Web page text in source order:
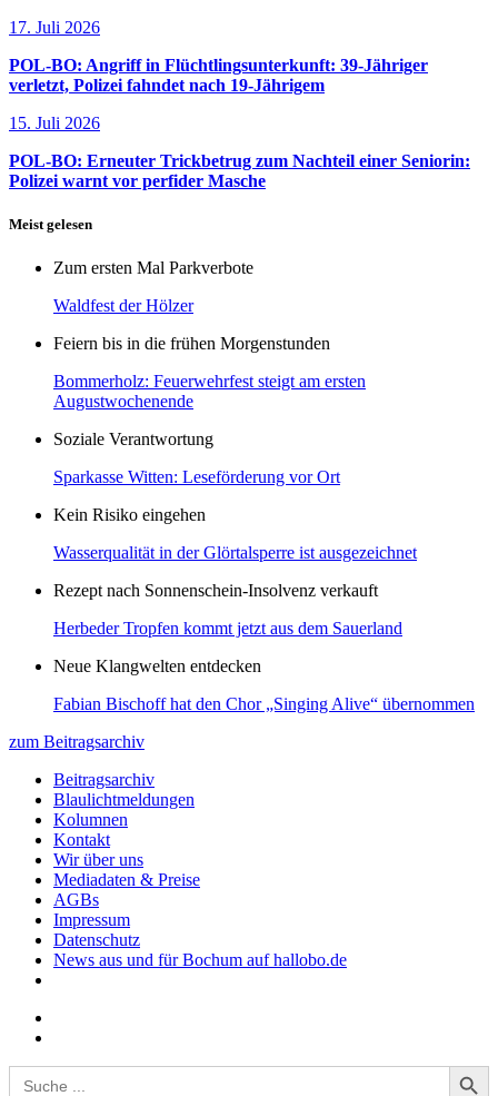
17. Juli 2026
POL-BO: Angriff in Flüchtlingsunterkunft: 39-Jähriger
verletzt, Polizei fahndet nach 19-Jährigem
15. Juli 2026
POL-BO: Erneuter Trickbetrug zum Nachteil einer Seniorin:
Polizei warnt vor perfider Masche
Meist gelesen
Zum ersten Mal Parkverbote
Waldfest der Hölzer
Feiern bis in die frühen Morgenstunden
Bommerholz: Feuerwehrfest steigt am ersten
Augustwochenende
Soziale Verantwortung
Sparkasse Witten: Leseförderung vor Ort
Kein Risiko eingehen
Wasserqualität in der Glörtalsperre ist ausgezeichnet
Rezept nach Sonnenschein-Insolvenz verkauft
Herbeder Tropfen kommt jetzt aus dem Sauerland
Neue Klangwelten entdecken
Fabian Bischoff hat den Chor „Singing Alive“ übernommen
zum Beitragsarchiv
Beitragsarchiv
Blaulichtmeldungen
Kolumnen
Kontakt
Wir über uns
Mediadaten & Preise
AGBs
Impressum
Datenschutz
News aus und für Bochum auf hallobo.de
Search
for:
Search Button